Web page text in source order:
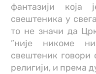
фантазији која
свештеника у
то не значи да
”није никоме
свештеник говори
религији, и према